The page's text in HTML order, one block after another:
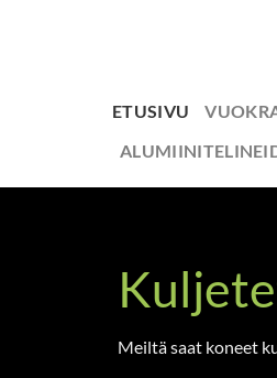
ETUSIVU
Meiltä saat koneet